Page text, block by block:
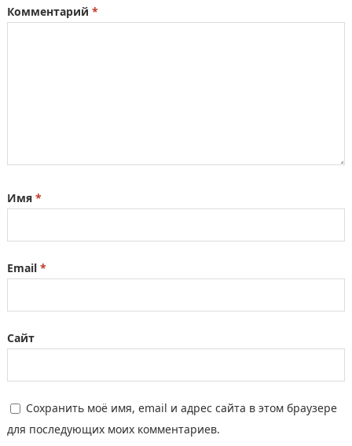
Комментарий *
Имя *
Email *
Сайт
Сохранить моё имя, email и адрес сайта в этом браузере
для последующих моих комментариев.